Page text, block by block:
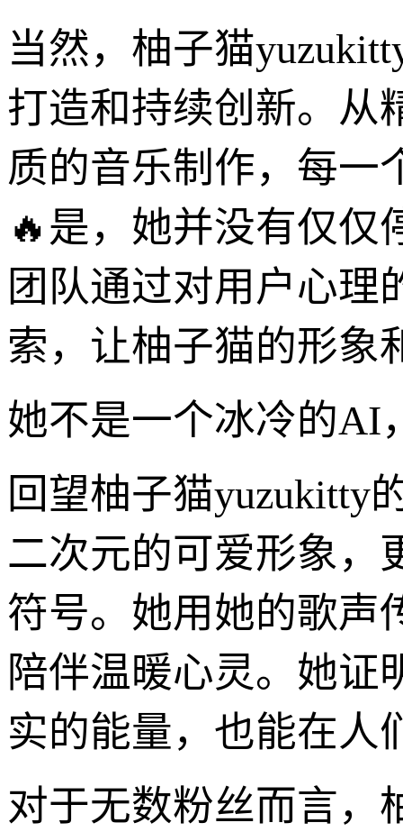
当然，柚子猫
打造和持续创新。从
质的音乐制作，每一
🔥是，她并没有仅仅
团队通过对用户心理
索，让柚子猫的形象
她不是一个冰冷的AI
回望柚子猫yuzukitty
二次元的可爱形象，
符号。她用她的歌声
陪伴温暖心灵。她证
实的能量，也能在人
对于无数粉丝而言，